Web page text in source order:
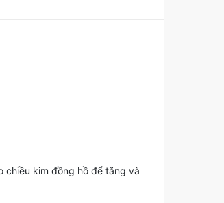
chiều kim đồng hồ để tăng và